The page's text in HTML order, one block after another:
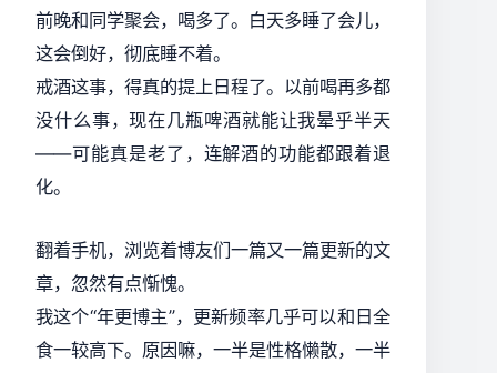
前晚和同学聚会，喝多了。白天多睡了会儿，
这会倒好，彻底睡不着。
戒酒这事，得真的提上日程了。以前喝再多都
没什么事，现在几瓶啤酒就能让我晕乎半天
——可能真是老了，连解酒的功能都跟着退
化。
翻着手机，浏览着博友们一篇又一篇更新的文
章，忽然有点惭愧。
我这个“年更博主”，更新频率几乎可以和日全
食一较高下。原因嘛，一半是性格懒散，一半